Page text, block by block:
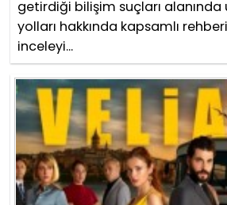
getirdiği bilişim suçları
yolları hakkında kapsamlı
inceleyi...